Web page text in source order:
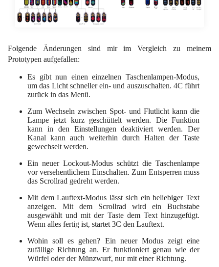
Folgende Änderungen sind mir im Vergleich zu meinem
Prototypen aufgefallen:
Es gibt nun einen einzelnen Taschenlampen-Modus,
um das Licht schneller ein- und auszuschalten. 4C führt
zurück in das Menü.
Zum Wechseln zwischen Spot- und Flutlicht kann die
Lampe jetzt kurz geschüttelt werden. Die Funktion
kann in den Einstellungen deaktiviert werden. Der
Kanal kann auch weiterhin durch Halten der Taste
gewechselt werden.
Ein neuer Lockout-Modus schützt die Taschenlampe
vor versehentlichem Einschalten. Zum Entsperren muss
das Scrollrad gedreht werden.
Mit dem Lauftext-Modus lässt sich ein beliebiger Text
anzeigen. Mit dem Scrollrad wird ein Buchstabe
ausgewählt und mit der Taste dem Text hinzugefügt.
Wenn alles fertig ist, startet 3C den Lauftext.
Wohin soll es gehen? Ein neuer Modus zeigt eine
zufällige Richtung an. Er funktioniert genau wie der
Würfel oder der Münzwurf, nur mit einer Richtung.